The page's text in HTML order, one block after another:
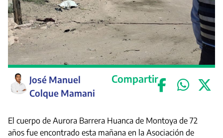
José Manuel
Colque Mamani
Compartir
El cuerpo de Aurora Barrera Huanca de Montoya de 72
años fue encontrado esta mañana en la Asociación de